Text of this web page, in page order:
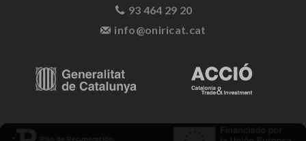
93 464 29 20
info@oniricat.cat